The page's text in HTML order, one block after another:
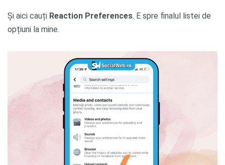
Și aici cauți Reaction Preferences. E spre finalul listei de
opțiuni la mine.